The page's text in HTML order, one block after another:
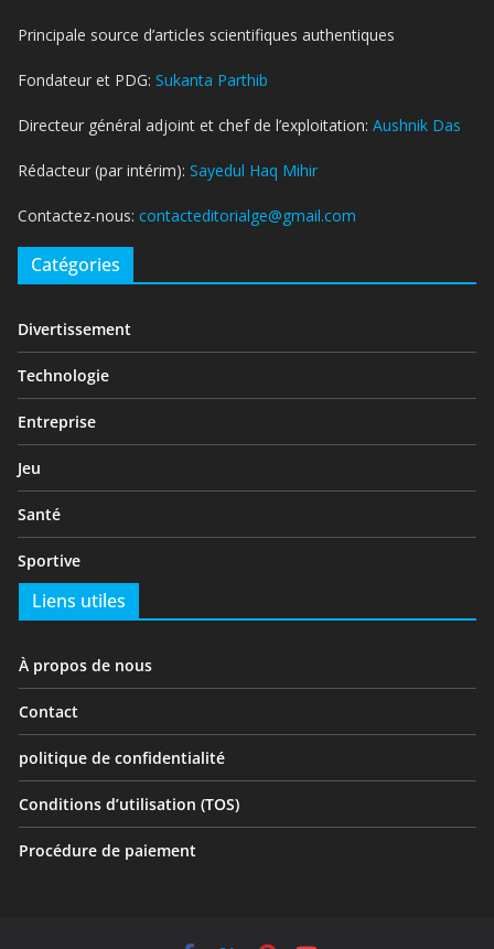
Principale source d’articles scientifiques authentiques
Fondateur et PDG: Sukanta Parthib
Directeur général adjoint et chef de l’exploitation: Aushnik Das
Rédacteur (par intérim): Sayedul Haq Mihir
Contactez-nous: contacteditorialge@gmail.com
Catégories
Divertissement
Technologie
Entreprise
Jeu
Santé
Sportive
Liens utiles
À propos de nous
Contact
politique de confidentialité
Conditions d’utilisation (TOS)
Procédure de paiement